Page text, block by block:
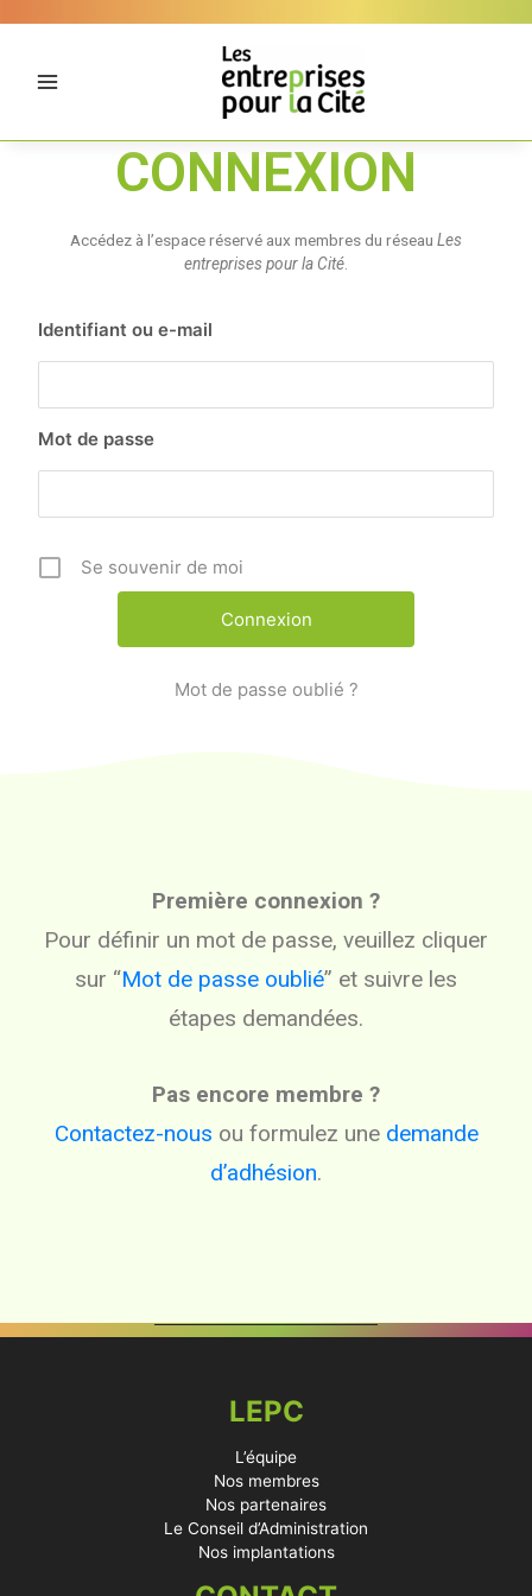
CONNEXION
Accédez à l’espace réservé aux membres du réseau Les
entreprises pour la Cité.
Identifiant ou e-mail
Mot de passe
Se souvenir de moi
Mot de passe oublié ?
Première connexion ?
Pour définir un mot de passe, veuillez cliquer
sur “Mot de passe oublié” et suivre les
étapes demandées.
Pas encore membre ?
Contactez-nous ou formulez une demande
d’adhésion.
LEPC
L’équipe
Nos membres
Nos partenaires
Le Conseil d’Administration
Nos implantations